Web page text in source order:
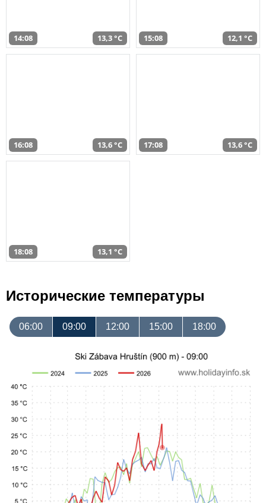
14:08 13,3 °C 15:08 12,1 °C
16:08 13,6 °C 17:08 13,6 °C
18:08 13,1 °C
Исторические температуры
06:00 09:00 12:00 15:00 18:00